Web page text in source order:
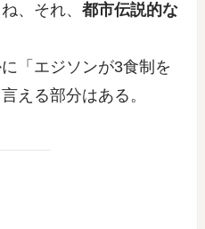
ね、それ、都市伝説的な
「エジソンが3食制を
える部分はある。